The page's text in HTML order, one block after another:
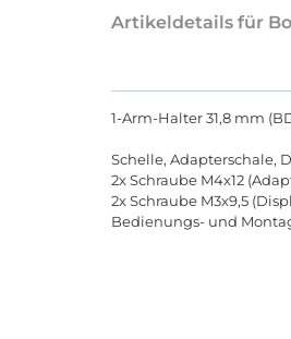
Artikeldetails für
1-Arm-Halter 31,8 mm
Schelle, Adapterschale,
2x Schraube M4x12
2x Schraube M3x9,5
Bedienungs- und